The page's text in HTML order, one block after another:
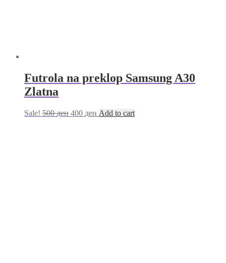
Futrola na preklop Samsung A30
Zlatna
Sale! 500ден 400 ден Add to cart